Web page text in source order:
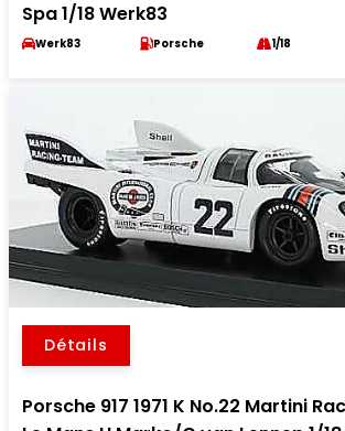
Spa 1/18 Werk83
Werk83 Porsche 1/18
Détails
Porsche 917 1971 K No.22 Martini